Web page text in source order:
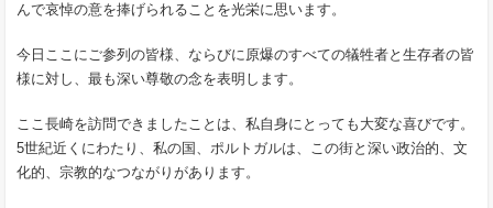
んで哀悼の意を捧げられることを光栄に思います。
今日ここにご参列の皆様、ならびに原爆のすべての犠牲者と生存者の皆
様に対し、最も深い尊敬の念を表明します。
ここ長崎を訪問できましたことは、私自身にとっても大変な喜びです。
5世紀近くにわたり、私の国、ポルトガルは、この街と深い政治的、文
化的、宗教的なつながりがあります。